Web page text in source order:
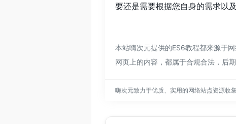
要还是需要根据您自身的需求以
本站嗨次元提供的ES6教程都来源于
网页上的内容，都属于合规合法，后
嗨次元致力于优质、实用的网络站点资源收